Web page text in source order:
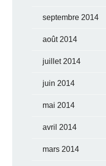
septembre 2014
août 2014
juillet 2014
juin 2014
mai 2014
avril 2014
mars 2014